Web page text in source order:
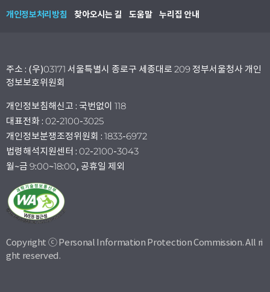
개인정보처리방침 찾아오시는 길 도움말 누리집 안내
주소 : (우)03171 서울특별시 종로구 세종대로 209 정부서울청사 개인
정보보호위원회
개인정보침해신고 : 국번없이 118
대표전화 : 02-2100-3025
개인정보분쟁조정위원회 : 1833-6972
법령해석지원센터 : 02-2100-3043
월~금 9:00~18:00, 공휴일 제외
Copyright ⓒ Personal Information Protection Commission. All ri
ght reserved.